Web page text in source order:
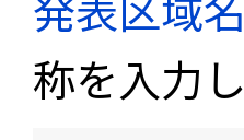
称を入力